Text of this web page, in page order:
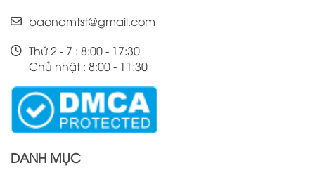
baonamtst@gmail.com
Thứ 2 - 7 : 8:00 - 17:30
Chủ nhật : 8:00 - 11:30
DANH MỤC